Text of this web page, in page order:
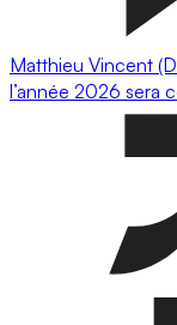
Matthieu Vincent
l’année 2026 sera